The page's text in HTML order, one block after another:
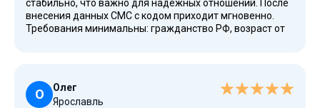
стабильно, что важно для надежных отношений. После
внесения данных СМС с кодом приходит мгновенно.
Требования минимальны: гражданство РФ, возраст от
изучить материалы на сайте для понимания всех
условий.
О
Олег
Ярославль